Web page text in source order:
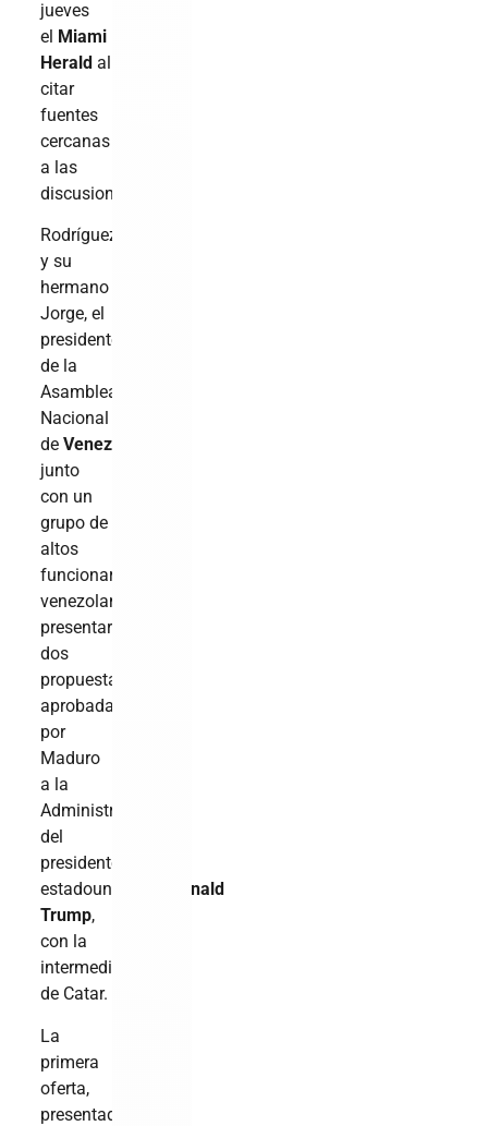
jueves
el Miami
Herald al
citar
fuentes
cercanas
a las
discusiones.
Rodríguez
y su
hermano
Jorge, el
presidente
de la
Asamblea
Nacional
deVenezuela
junto
con un
grupo de
altos
funcionarios
venezolanos,
presentaron
dos
propuestas
aprobadas
por
Maduro
a la
Administración
del
presidente
estadounidense,
Donald
Trump,
con la
intermediación
de Catar.
La
primera
oferta,
presentada